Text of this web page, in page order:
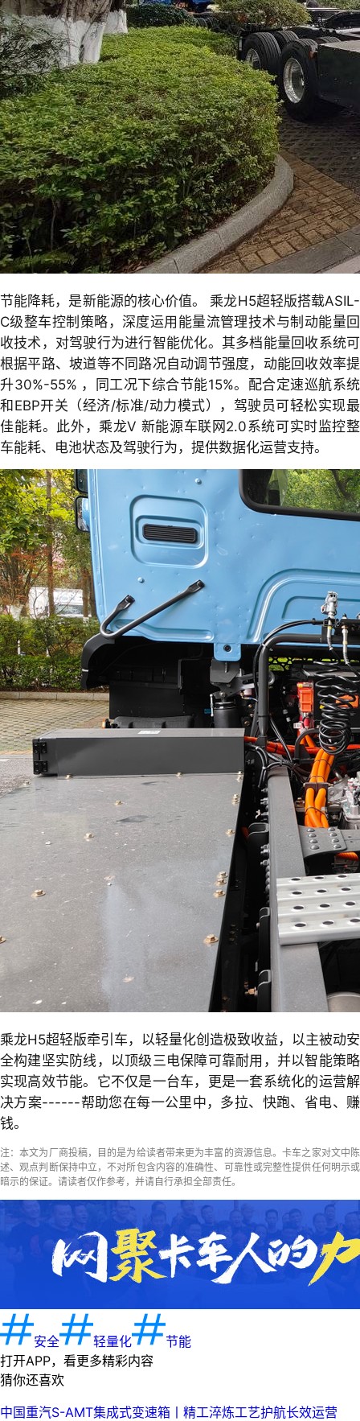
节能降耗，是新能源的核心价值。 乘龙H5超轻版搭载ASIL-
C级整车控制策略，深度运用能量流管理技术与制动能量回
收技术，对驾驶行为进行智能优化。其多档能量回收系统可
根据平路、坡道等不同路况自动调节强度，动能回收效率提
升30%-55% ，同工况下综合节能15%。配合定速巡航系统
和EBP开关（经济/标准/动力模式），驾驶员可轻松实现最
佳能耗。此外，乘龙V 新能源车联网2.0系统可实时监控整
车能耗、电池状态及驾驶行为，提供数据化运营支持。
乘龙H5超轻版牵引车，以轻量化创造极致收益，以主被动安
全构建坚实防线，以顶级三电保障可靠耐用，并以智能策略
实现高效节能。它不仅是一台车，更是一套系统化的运营解
决方案------帮助您在每一公里中，多拉、快跑、省电、赚
钱。
注：本文为厂商投稿，目的是为给读者带来更为丰富的资源信息。卡车之家对文中陈
述、观点判断保持中立，不对所包含内容的准确性、可靠性或完整性提供任何明示或
暗示的保证。请读者仅作参考，并请自行承担全部责任。
安全 轻量化
节能
打开APP，看更多精彩内容
猜你还喜欢
中国重汽S-AMT集成式变速箱丨精工淬炼工艺护航长效运营